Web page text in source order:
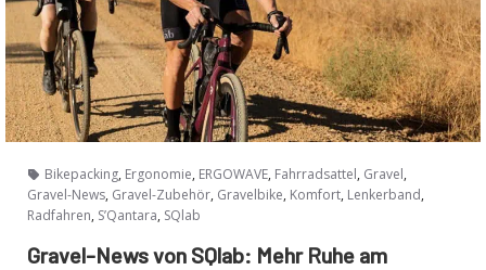
Bikepacking, Ergonomie, ERGOWAVE, Fahrradsattel, Gravel,
Gravel-News, Gravel-Zubehör, Gravelbike, Komfort, Lenkerband,
Radfahren, S’Qantara, SQlab
Gravel-News von SQlab: Mehr Ruhe am